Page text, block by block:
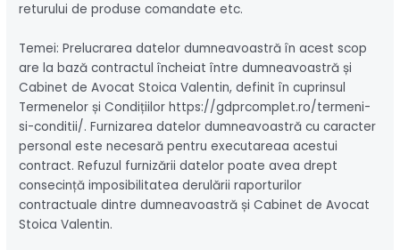
returului de produse comandate etc.
Temei: Prelucrarea datelor dumneavoastră în acest scop
are la bază contractul încheiat între dumneavoastră și
Cabinet de Avocat Stoica Valentin, definit în cuprinsul
Termenelor și Condițiilor https://gdprcomplet.ro/termeni-
si-conditii/. Furnizarea datelor dumneavoastră cu caracter
personal este necesară pentru executareaa acestui
contract. Refuzul furnizării datelor poate avea drept
consecință imposibilitatea derulării raporturilor
contractuale dintre dumneavoastră și Cabinet de Avocat
Stoica Valentin.